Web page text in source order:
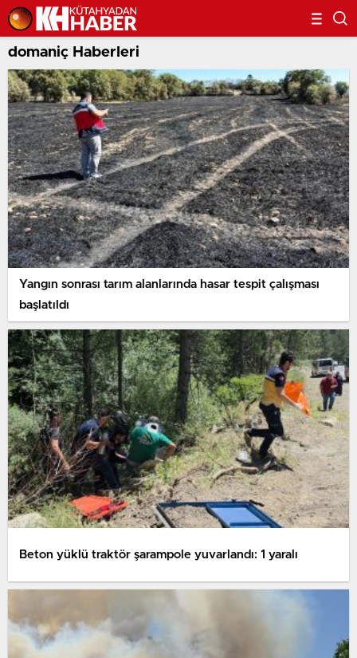
domaniç Haberleri
Yangın sonrası tarım alanlarında hasar tespit çalışması
başlatıldı
Beton yüklü traktör şarampole yuvarlandı: 1 yaralı